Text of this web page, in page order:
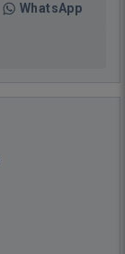
WhatsApp